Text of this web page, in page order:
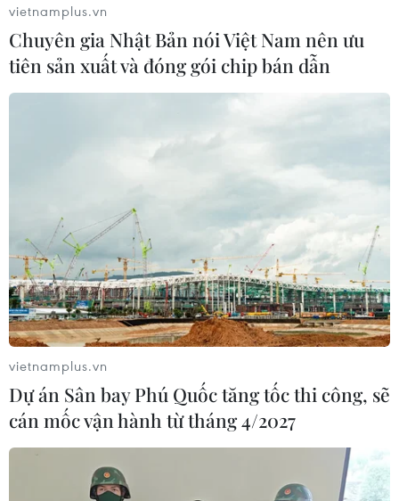
vietnamplus.vn
Chuyên gia Nhật Bản nói Việt Nam nên ưu
tiên sản xuất và đóng gói chip bán dẫn
vietnamplus.vn
Dự án Sân bay Phú Quốc tăng tốc thi công, sẽ
cán mốc vận hành từ tháng 4/2027